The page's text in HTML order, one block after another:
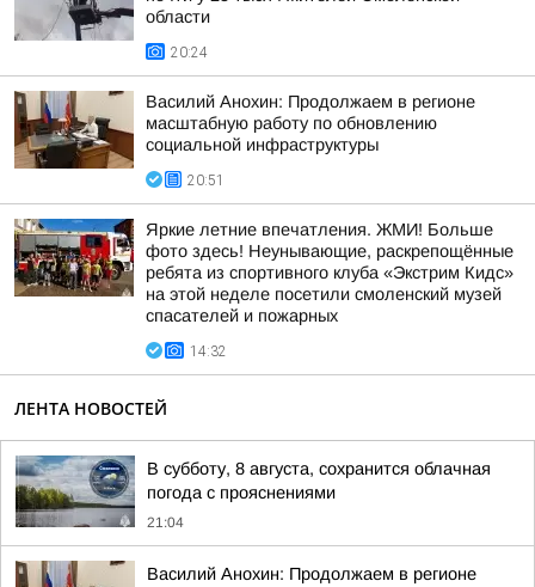
области
20:24
Василий Анохин: Продолжаем в регионе
масштабную работу по обновлению
социальной инфраструктуры
20:51
Яркие летние впечатления. ЖМИ! Больше
фото здесь! Неунывающие, раскрепощённые
ребята из спортивного клуба «Экстрим Кидс»
на этой неделе посетили смоленский музей
спасателей и пожарных
14:32
ЛЕНТА НОВОСТЕЙ
В субботу, 8 августа, сохранится облачная
погода с прояснениями
21:04
Василий Анохин: Продолжаем в регионе